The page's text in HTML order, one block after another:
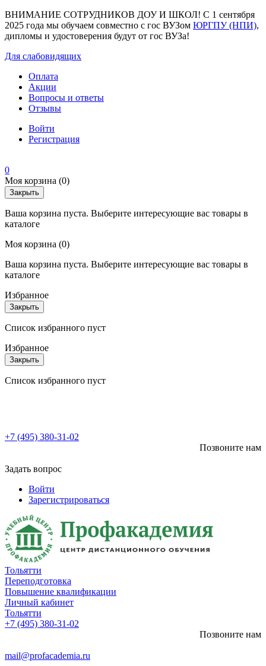
ВНИМАНИЕ СОТРУДНИКОВ ДОУ И ШКОЛ! С 1 сентября
2025 года мы обучаем совместно с гос ВУЗом ЮРГПУ (НПИ),
дипломы и удостоверения будут от гос ВУЗа!
Для слабовидящих
Оплата
Акции
Вопросы и ответы
Отзывы
Войти
Регистрация
0
Моя корзина (0)
Закрыть
Ваша корзина пуста. Выберите интересующие вас товары в
каталоге
Моя корзина (0)
Ваша корзина пуста. Выберите интересующие вас товары в
каталоге
Избранное
Закрыть
Список избранного пуст
Избранное
Закрыть
Список избранного пуст
+7 (495) 380-31-02
Позвоните нам
Задать вопрос
Войти
Зарегистрироваться
Тольятти
Переподготовка
Повышение квалификации
Личный кабинет
Тольятти
+7 (495) 380-31-02
Позвоните нам
mail@profacademia.ru